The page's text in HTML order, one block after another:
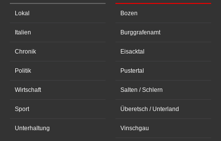
Lokal
Italien
Chronik
Politik
Wirtschaft
Sport
Unterhaltung
Bozen
Burggrafenamt
Eisacktal
Pustertal
Salten / Schlern
Überetsch / Unterland
Vinschgau